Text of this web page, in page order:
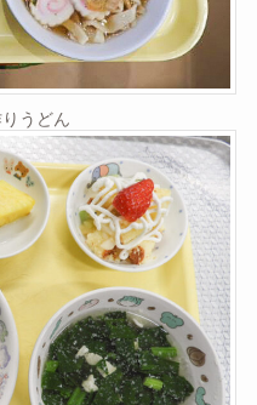
うどん